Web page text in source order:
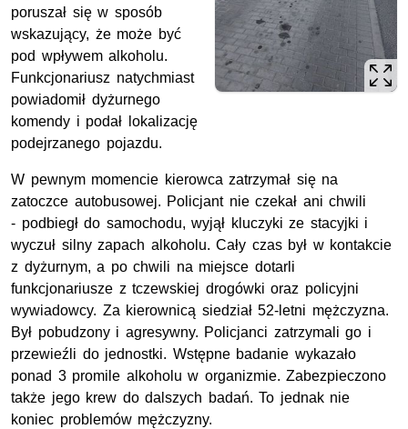
poruszał się w sposób
wskazujący, że może być
pod wpływem alkoholu.
Funkcjonariusz natychmiast
powiadomił dyżurnego
komendy i podał lokalizację
podejrzanego pojazdu.
W pewnym momencie kierowca zatrzymał się na
zatoczce autobusowej. Policjant nie czekał ani chwili
- podbiegł do samochodu, wyjął kluczyki ze stacyjki i
wyczuł silny zapach alkoholu. Cały czas był w kontakcie
z dyżurnym, a po chwili na miejsce dotarli
funkcjonariusze z tczewskiej drogówki oraz policyjni
wywiadowcy. Za kierownicą siedział 52-letni mężczyzna.
Był pobudzony i agresywny. Policjanci zatrzymali go i
przewieźli do jednostki. Wstępne badanie wykazało
ponad 3 promile alkoholu w organizmie. Zabezpieczono
także jego krew do dalszych badań. To jednak nie
koniec problemów mężczyzny.